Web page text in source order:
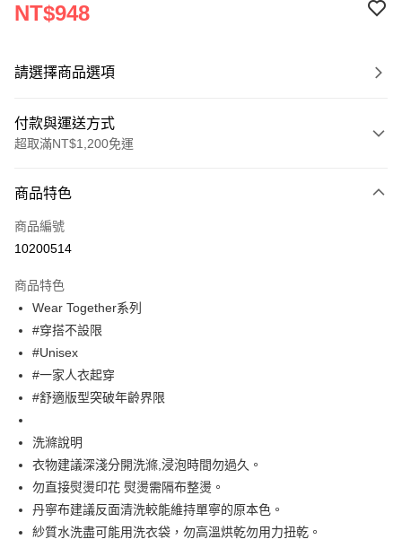
NT$948
請選擇商品選項
付款與運送方式
超取滿NT$1,200免運
信用卡一次付款
超商取貨付款
街口支付
悠遊付
大哥付你分期
相關說明
2.付款方式選擇「大哥付你分期」，訂單成立後會自動跳轉到大哥付的交易
流程，驗證手機門號後，選擇欲分期的期數、繳款截止日，確認付款後即完
3.實際核准額度、可分期數及費用金額請依後續交易確認頁面所載為準。
4.訂單成立30分鐘內，如未前往確認交易或遇審核未通過，訂單將自動取
消。如遇「轉專審核」未通過狀況，表示未達大哥付你分期系統評分，恕無
法說明評估內容。
ATM付款
運送方式
每筆NT$60，滿NT$1,200(含以上)免運費
商品特色
商品編號
10200514
商品特色
Wear Together系列
#穿搭不設限
#Unisex
#一家人衣起穿
#舒適版型突破年齡界限
洗滌說明
衣物建議深淺分開洗滌,浸泡時間勿過久。
勿直接熨燙印花 熨燙需隔布整燙。
丹寧布建議反面清洗較能維持單寧的原本色。
紗質水洗盡可能用洗衣袋，勿高溫烘乾勿用力扭乾。